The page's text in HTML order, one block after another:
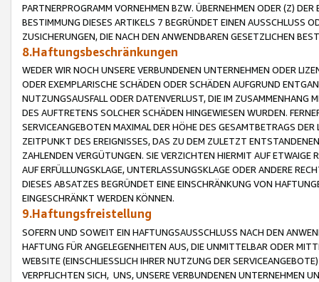
PARTNERPROGRAMM VORNEHMEN BZW. ÜBERNEHMEN ODER (Z)
BESTIMMUNG DIESES ARTIKELS 7 BEGRÜNDET EINEN AUSSCHLUSS
ZUSICHERUNGEN, DIE NACH DEN ANWENDBAREN GESETZLICHEN
8.Haftungsbeschränkungen
WEDER WIR NOCH UNSERE VERBUNDENEN UNTERNEHMEN ODER
ODER EXEMPLARISCHE SCHÄDEN ODER SCHÄDEN AUFGRUND
NUTZUNGSAUSFALL ODER DATENVERLUST, DIE IM ZUSAMMENHANG
DES AUFTRETENS SOLCHER SCHÄDEN HINGEWIESEN WURDEN.
SERVICEANGEBOTEN MAXIMAL DER HÖHE DES GESAMTBETRAGS
ZEITPUNKT DES EREIGNISSES, DAS ZU DEM ZULETZT
ZAHLENDEN VERGÜTUNGEN. SIE VERZICHTEN HIERMIT AUF
AUF ERFÜLLUNGSKLAGE, UNTERLASSUNGSKLAGE ODER ANDERE
DIESES ABSATZES BEGRÜNDET EINE EINSCHRÄNKUNG VON
EINGESCHRÄNKT WERDEN KÖNNEN.
9.Haftungsfreistellung
SOFERN UND SOWEIT EIN HAFTUNGSAUSSCHLUSS NACH DEN
HAFTUNG FÜR ANGELEGENHEITEN AUS, DIE UNMITTELBAR ODER
WEBSITE (EINSCHLIESSLICH IHRER NUTZUNG DER
VERPFLICHTEN SICH, UNS, UNSERE VERBUNDENEN UNTERNEHMEN